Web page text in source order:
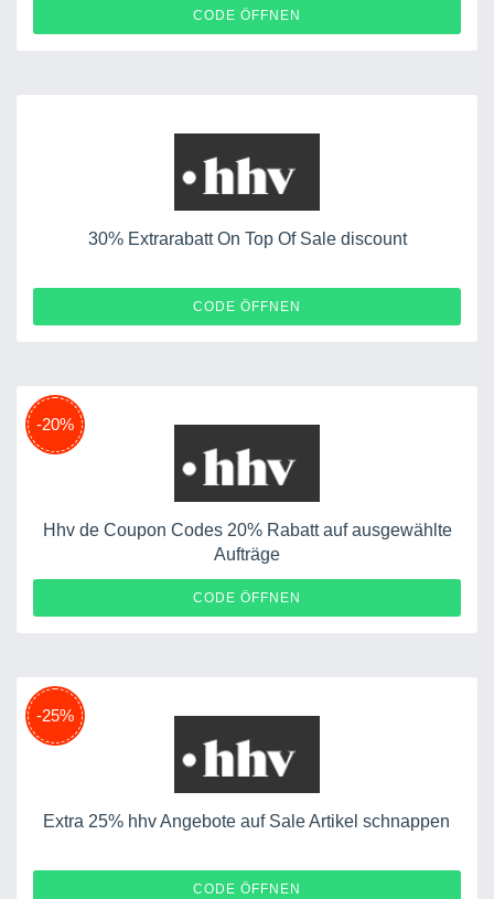
CODE ÖFFNENONTHECORNER20
30% Extrarabatt On Top Of Sale discount
CODE ÖFFNEN
-20%
Hhv de Coupon Codes 20% Rabatt auf ausgewählte
Aufträge
CODE ÖFFNEN
-25%
Extra 25% hhv Angebote auf Sale Artikel schnappen
CODE ÖFFNEN